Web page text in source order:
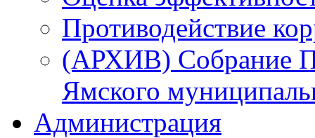
Противодействие
(АРХИВ) Собрание
Ямского
Администрация